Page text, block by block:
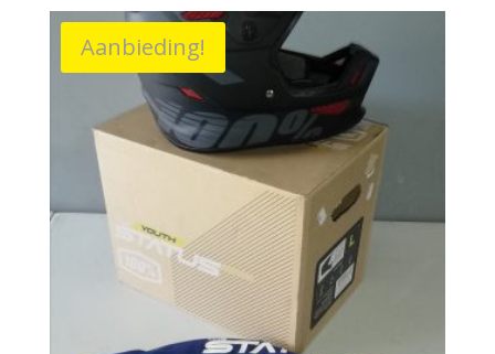
€179,00.€134,25.
Aanbieding!